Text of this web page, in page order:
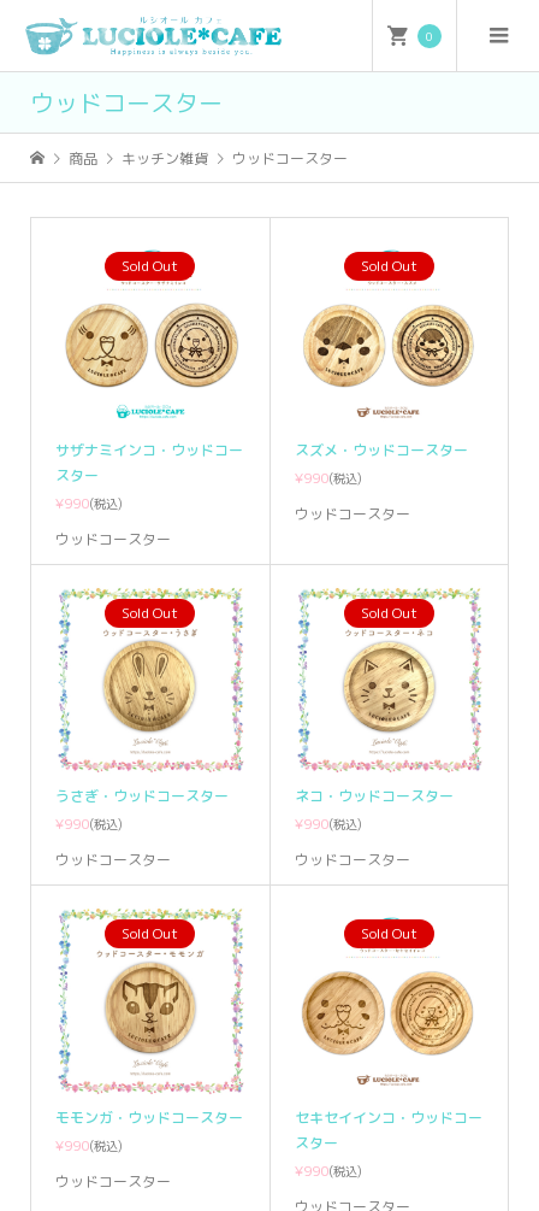
0
ウッドコースター
商品 キッチン雑貨 ウッドコースター
Sold Out
サザナミインコ・ウッドコー
スター
¥990(税込)
ウッドコースター
Sold Out
スズメ・ウッドコースター
¥990(税込)
ウッドコースター
Sold Out
うさぎ・ウッドコースター
¥990(税込)
ウッドコースター
Sold Out
ネコ・ウッドコースター
¥990(税込)
ウッドコースター
Sold Out
モモンガ・ウッドコースター
¥990(税込)
ウッドコースター
Sold Out
セキセイインコ・ウッドコー
スター
¥990(税込)
ウッドコースター